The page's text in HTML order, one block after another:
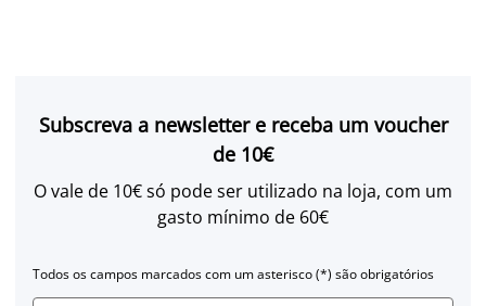
Subscreva a newsletter e receba um voucher
de 10€
O vale de 10€ só pode ser utilizado na loja, com um
gasto mínimo de 60€
Todos os campos marcados com um asterisco (*) são obrigatórios